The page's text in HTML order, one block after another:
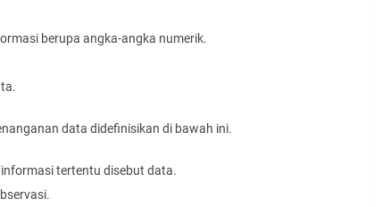
berupa angka-angka numerik.
data didefinisikan di bawah ini.
tertentu disebut data.